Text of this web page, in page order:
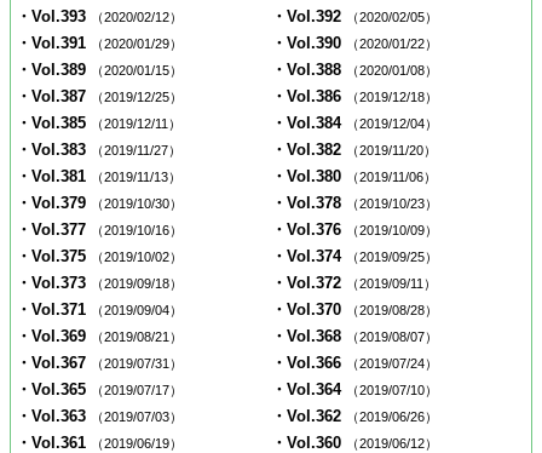
・Vol.393 （2020/02/12） ・Vol.392 （2020/02/05）
・Vol.391 （2020/01/29） ・Vol.390 （2020/01/22）
・Vol.389 （2020/01/15） ・Vol.388 （2020/01/08）
・Vol.387 （2019/12/25） ・Vol.386 （2019/12/18）
・Vol.385 （2019/12/11） ・Vol.384 （2019/12/04）
・Vol.383 （2019/11/27） ・Vol.382 （2019/11/20）
・Vol.381 （2019/11/13） ・Vol.380 （2019/11/06）
・Vol.379 （2019/10/30） ・Vol.378 （2019/10/23）
・Vol.377 （2019/10/16） ・Vol.376 （2019/10/09）
・Vol.375 （2019/10/02） ・Vol.374 （2019/09/25）
・Vol.373 （2019/09/18） ・Vol.372 （2019/09/11）
・Vol.371 （2019/09/04） ・Vol.370 （2019/08/28）
・Vol.369 （2019/08/21） ・Vol.368 （2019/08/07）
・Vol.367 （2019/07/31） ・Vol.366 （2019/07/24）
・Vol.365 （2019/07/17） ・Vol.364 （2019/07/10）
・Vol.363 （2019/07/03） ・Vol.362 （2019/06/26）
・Vol.361 （2019/06/19） ・Vol.360 （2019/06/12）